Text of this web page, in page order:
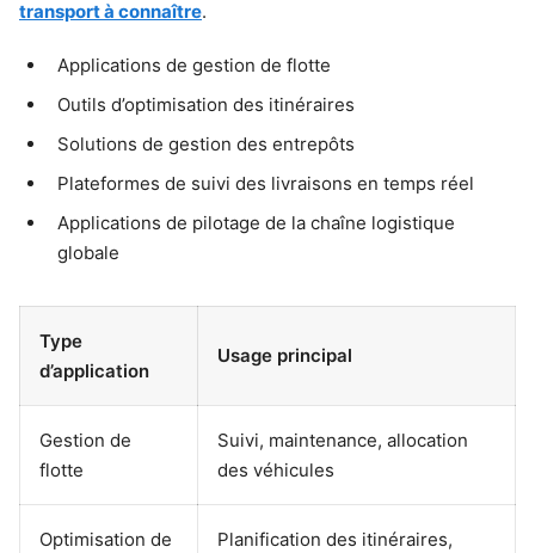
transport à connaître.
Applications de gestion de flotte
Outils d’optimisation des itinéraires
Solutions de gestion des entrepôts
Plateformes de suivi des livraisons en temps réel
Applications de pilotage de la chaîne logistique
globale
Type
d’application
Usage principal
Gestion de
flotte
Suivi, maintenance, allocation
des véhicules
Optimisation de
Planification des itinéraires,